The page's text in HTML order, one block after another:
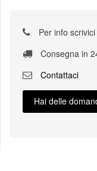
Per info
Consegna in
Contattaci
Hai delle